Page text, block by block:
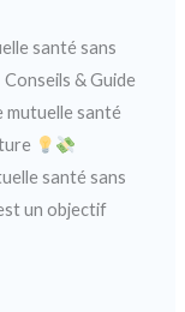
santé sans
& Guide
mutuelle santé
santé sans
un objectif